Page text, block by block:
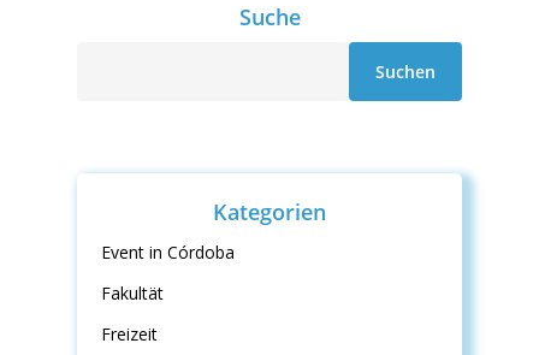
Suche
Suchen
Kategorien
Event in Córdoba
Fakultät
Freizeit